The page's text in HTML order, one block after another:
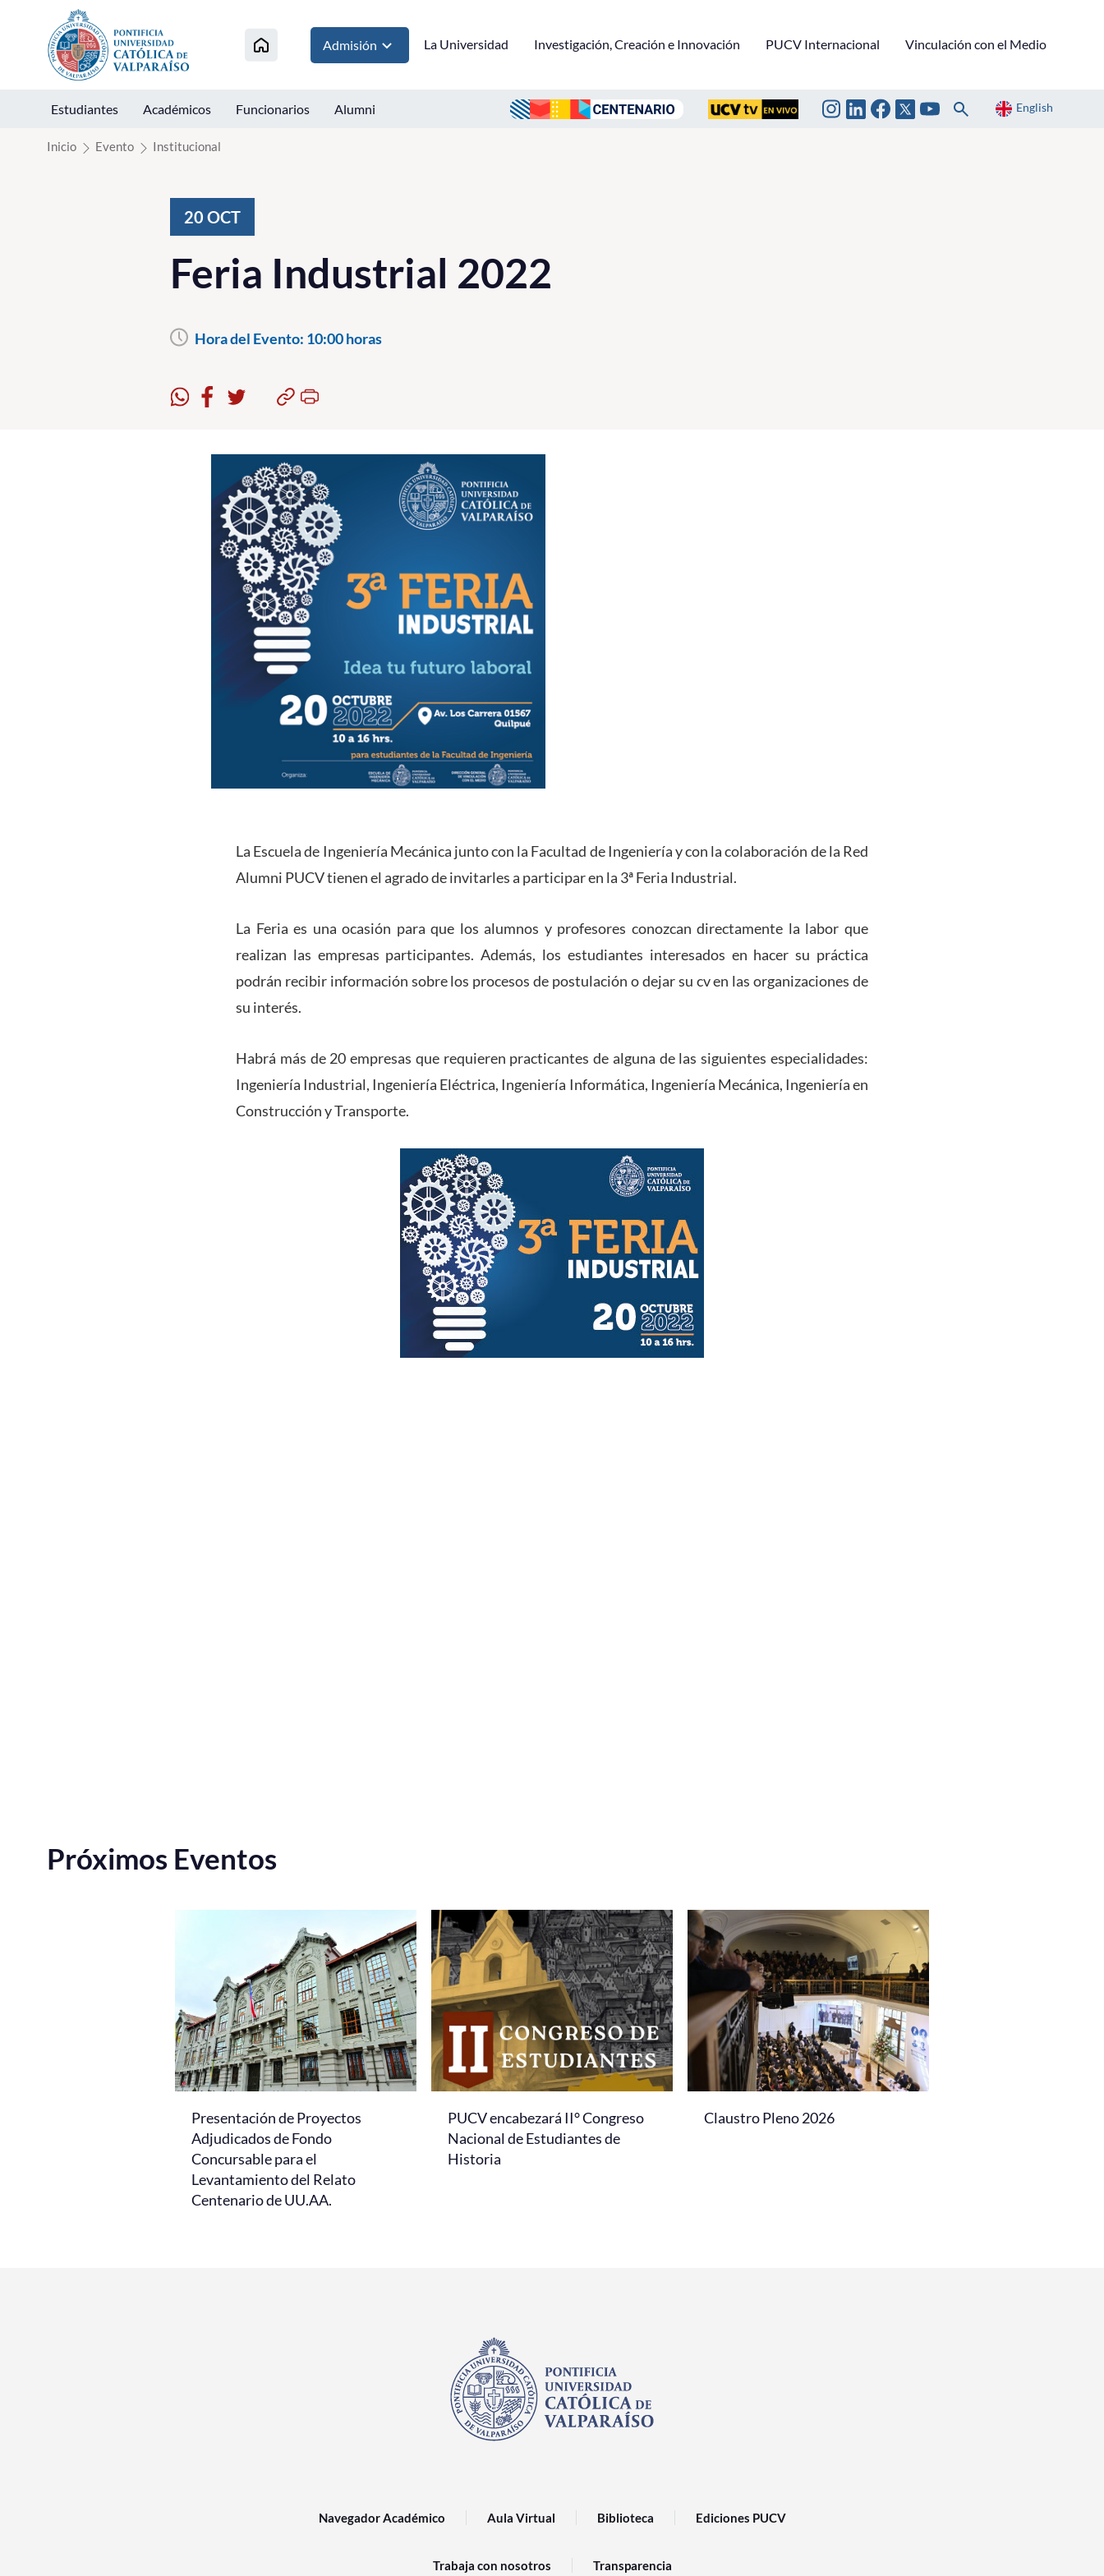
Click acá para ir directamente al contenido
Admisión La Universidad Investigación, Creación e Innovación PUCV Internacional Vinculación con el Medio
Estudiantes Académicos Funcionarios Alumni English
Inicio Evento Institucional
20 OCT
Feria Industrial 2022
Hora del Evento: 10:00 horas
La Escuela de Ingeniería Mecánica junto con la Facultad de Ingeniería y con la colaboración de la Red
Alumni PUCV tienen el agrado de invitarles a participar en la 3ª Feria Industrial.
La Feria es una ocasión para que los alumnos y profesores conozcan directamente la labor que
realizan las empresas participantes. Además, los estudiantes interesados en hacer su práctica
podrán recibir información sobre los procesos de postulación o dejar su cv en las organizaciones de
su interés.
Habrá más de 20 empresas que requieren practicantes de alguna de las siguientes especialidades:
Ingeniería Industrial, Ingeniería Eléctrica, Ingeniería Informática, Ingeniería Mecánica, Ingeniería en
Construcción y Transporte.
Próximos Eventos
Presentación de Proyectos
Adjudicados de Fondo
Concursable para el
Levantamiento del Relato
Centenario de UU.AA.
PUCV encabezará II° Congreso
Nacional de Estudiantes de
Historia
Claustro Pleno 2026
Navegador Académico Aula Virtual Biblioteca Ediciones PUCV
Trabaja con nosotros Transparencia